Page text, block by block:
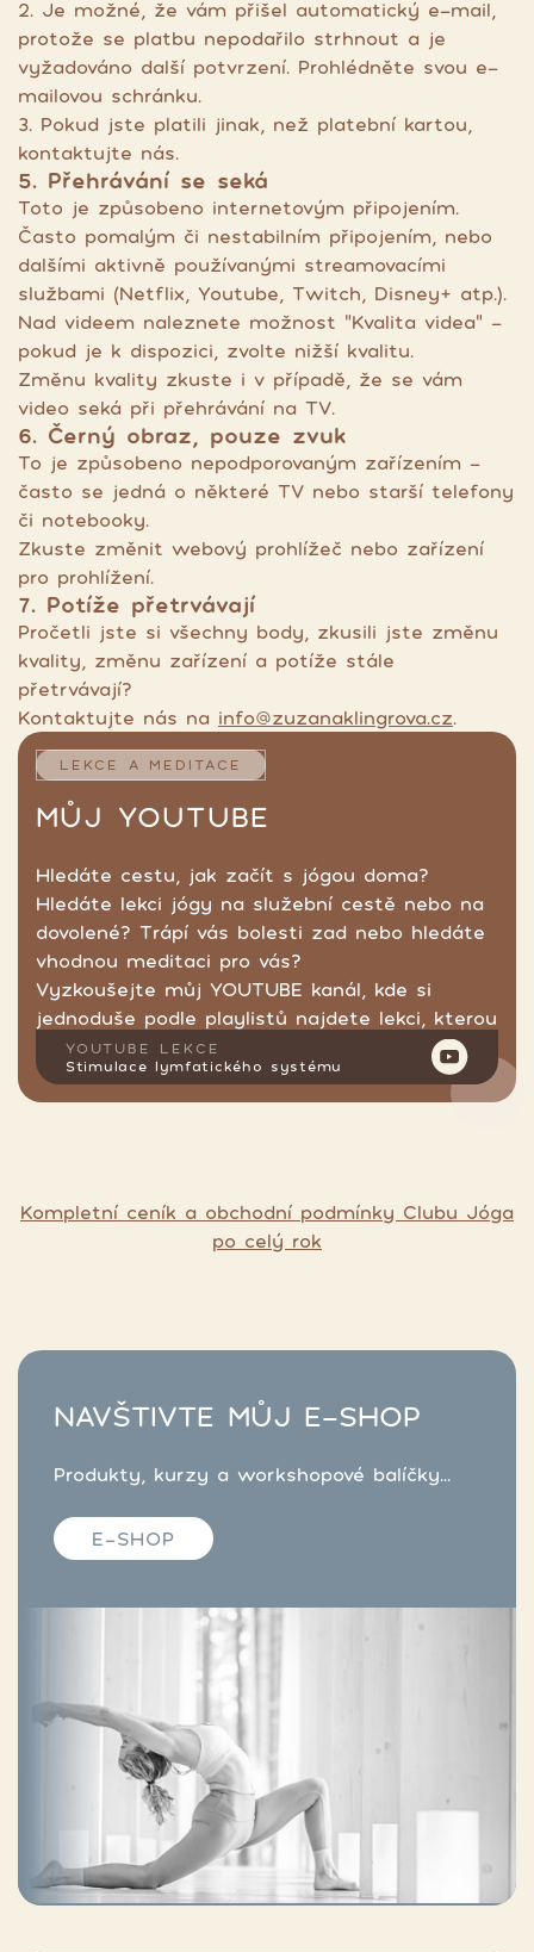
2. Je možné, že vám přišel automatický e-mail,
protože se platbu nepodařilo strhnout a je
vyžadováno další potvrzení. Prohlédněte svou e-
mailovou schránku.
3. Pokud jste platili jinak, než platební kartou,
kontaktujte nás.
5. Přehrávání se seká
Toto je způsobeno internetovým připojením.
Často pomalým či nestabilním připojením, nebo
dalšími aktivně používanými streamovacími
službami (Netflix, Youtube, Twitch, Disney+ atp.).
Nad videem naleznete možnost "Kvalita videa" -
pokud je k dispozici, zvolte nižší kvalitu.
Změnu kvality zkuste i v případě, že se vám
video seká při přehrávání na TV.
6. Černý obraz, pouze zvuk
To je způsobeno nepodporovaným zařízením -
často se jedná o některé TV nebo starší telefony
či notebooky.
Zkuste změnit webový prohlížeč nebo zařízení
pro prohlížení.
7. Potíže přetrvávají
Pročetli jste si všechny body, zkusili jste změnu
kvality, změnu zařízení a potíže stále
přetrvávají?
Kontaktujte nás na info@zuzanaklingrova.cz.
LEKCE A MEDITACE
MŮJ YOUTUBE
Hledáte cestu, jak začít s jógou doma?
Hledáte lekci jógy na služební cestě nebo na
dovolené? Trápí vás bolesti zad nebo hledáte
vhodnou meditaci pro vás?
Vyzkoušejte můj YOUTUBE kanál, kde si
jednoduše podle playlistů najdete lekci, kterou
hledáte.
YOUTUBE LEKCE
Stimulace lymfatického systému
Kompletní ceník a obchodní podmínky Clubu Jóga
po celý rok
NAVŠTIVTE MŮJ E-SHOP
Produkty, kurzy a workshopové balíčky...
E-SHOP